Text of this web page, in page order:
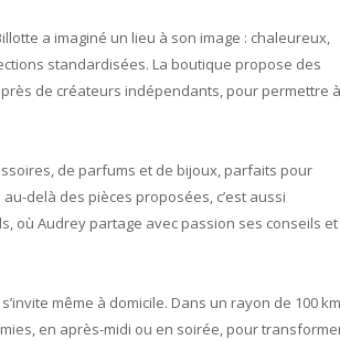
a imaginé un lieu à son image : chaleureux,
standardisées. La boutique propose des
de créateurs indépendants, pour permettre à
de parfums et de bijoux, parfaits pour
delà des pièces proposées, c’est aussi
où Audrey partage avec passion ses conseils et
même à domicile. Dans un rayon de 100 km
en après-midi ou en soirée, pour